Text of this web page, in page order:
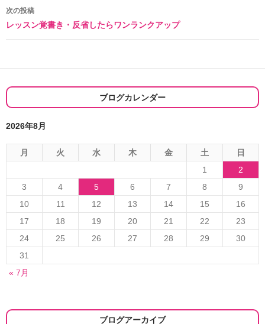
ナ
ビ
ー
シ
ョ
ン
次の投稿
レッスン覚書き・反省したらワンランクアップ
ブログカレンダー
2026年8月
月 火 水 木 金 土
日
1
2
3
4 5 6 7 8
9
10
11 12 13 14 15
16
17
18 19 20 21 22
23
24
25 26 27 28 29
30
31
« 7月
ブログアーカイブ